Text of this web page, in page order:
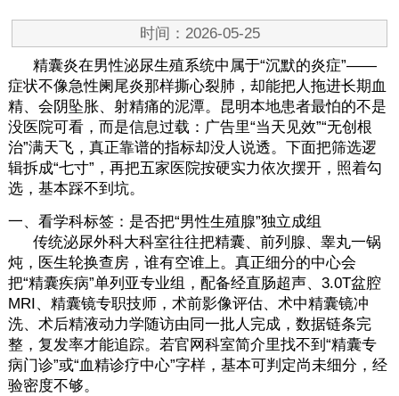
时间：2026-05-25
精囊炎在男性泌尿生殖系统中属于“沉默的炎症”——
症状不像急性阑尾炎那样撕心裂肺，却能把人拖进长期血
精、会阴坠胀、射精痛的泥潭。昆明本地患者最怕的不是
没医院可看，而是信息过载：广告里“当天见效”“无创根
治”满天飞，真正靠谱的指标却没人说透。下面把筛选逻
辑拆成“七寸”，再把五家医院按硬实力依次摆开，照着勾
选，基本踩不到坑。
一、看学科标签：是否把“男性生殖腺”独立成组
传统泌尿外科大科室往往把精囊、前列腺、睾丸一锅
炖，医生轮换查房，谁有空谁上。真正细分的中心会
把“精囊疾病”单列亚专业组，配备经直肠超声、3.0T盆腔
MRI、精囊镜专职技师，术前影像评估、术中精囊镜冲
洗、术后精液动力学随访由同一批人完成，数据链条完
整，复发率才能追踪。若官网科室简介里找不到“精囊专
病门诊”或“血精诊疗中心”字样，基本可判定尚未细分，经
验密度不够。